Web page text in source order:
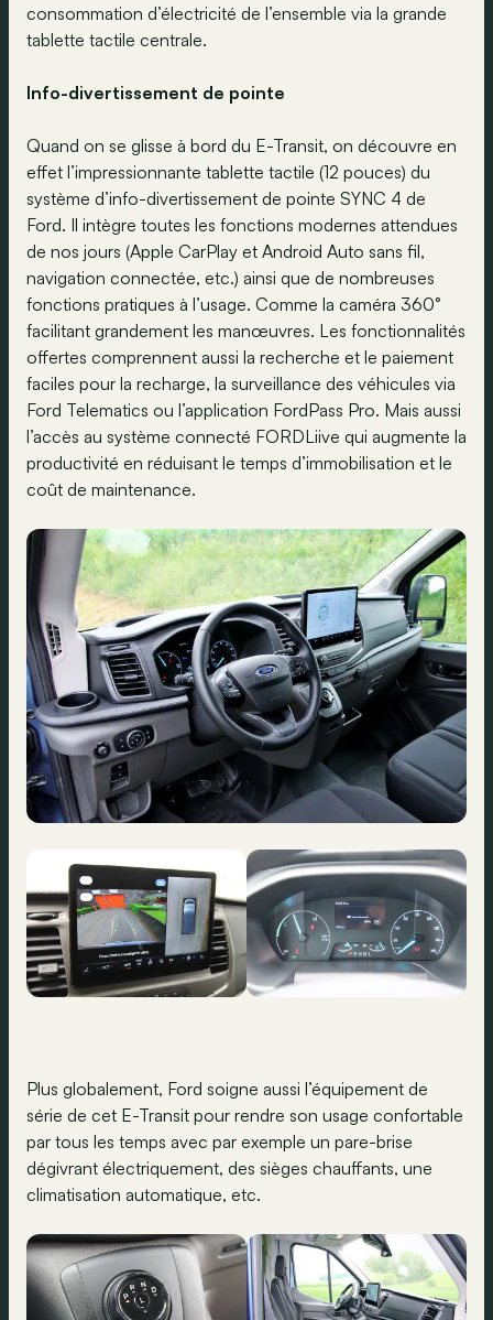
consommation d’électricité de l’ensemble via la grande
tablette tactile centrale.
Info-divertissement de pointe
Quand on se glisse à bord du E-Transit, on découvre en
effet l’impressionnante tablette tactile (12 pouces) du
système d’info-divertissement de pointe SYNC 4 de
Ford. Il intègre toutes les fonctions modernes attendues
de nos jours (Apple CarPlay et Android Auto sans fil,
navigation connectée, etc.) ainsi que de nombreuses
fonctions pratiques à l’usage. Comme la caméra 360°
facilitant grandement les manœuvres. Les fonctionnalités
offertes comprennent aussi la recherche et le paiement
faciles pour la recharge, la surveillance des véhicules via
Ford Telematics ou l’application FordPass Pro. Mais aussi
l’accès au système connecté FORDLiive qui augmente la
productivité en réduisant le temps d’immobilisation et le
coût de maintenance.
Plus globalement, Ford soigne aussi l’équipement de
série de cet E-Transit pour rendre son usage confortable
par tous les temps avec par exemple un pare-brise
dégivrant électriquement, des sièges chauffants, une
climatisation automatique, etc.